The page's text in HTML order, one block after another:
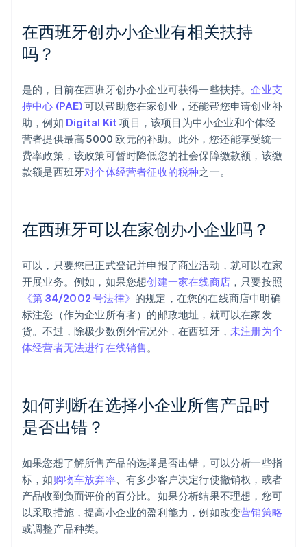
在西班牙创办小企业有相关扶持
吗？
是的，目前在西班牙创办小企业可获得一些扶持。企业支
持中心 (PAE)可以帮助您在家创业，还能帮您申请创业补
助，例如 Digital Kit 项目，该项目为中小企业和个体经
营者提供最高 5000 欧元的补助。此外，您还能享受统一
费率政策，该政策可暂时降低您的社会保障缴款额，该缴
款额是西班牙对个体经营者征收的税种之一。
在西班牙可以在家创办小企业吗？
可以，只要您已正式登记并申报了商业活动，就可以在家
开展业务。例如，如果您想创建一家在线商店 ，只要按照
《第 34/2002 号法律》 的规定，在您的在线商店中明确
标注您（作为企业所有者）的邮政地址，就可以在家发
货。不过，除极少数例外情况外，在西班牙， 未注册为个
体经营者无法进行在线销售。
如何判断在选择小企业所售产品时
是否出错？
如果您想了解所售产品的选择是否出错，可以分析一些指
标，如购物车放弃率、有多少客户决定行使撤销权，或者
产品收到负面评价的百分比。如果分析结果不理想，您可
以采取措施，提高小企业的盈利能力，例如改变营销策略
或调整产品种类。
English
爱沙尼亚
English
澳大利亚
English
巴西
PortuguêsEnglish
保加利亚
English